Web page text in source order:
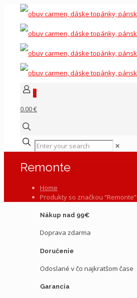
0
0.00 €
✕
Remonte
Home
Produkty so značkou “Remonte”
Nákup nad 99€
Doprava zdarma
Doručenie
Odoslané v čo najkratšom čase
Garancia